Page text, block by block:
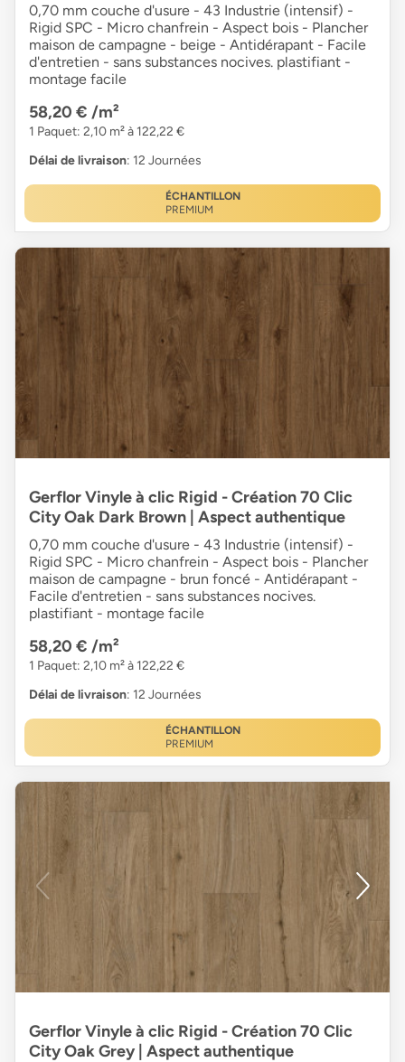
0,70 mm couche d'usure - 43 Industrie (intensif) -
Rigid SPC - Micro chanfrein - Aspect bois - Plancher
maison de campagne - beige - Antidérapant - Facile
d'entretien - sans substances nocives. plastifiant -
montage facile
58,20 € /m²
1 Paquet: 2,10 m² à 122,22 €
Délai de livraison: 12 Journées
ÉCHANTILLON
PREMIUM
Gerflor Vinyle à clic Rigid - Création 70 Clic
City Oak Dark Brown | Aspect authentique
0,70 mm couche d'usure - 43 Industrie (intensif) -
Rigid SPC - Micro chanfrein - Aspect bois - Plancher
maison de campagne - brun foncé - Antidérapant -
Facile d'entretien - sans substances nocives.
plastifiant - montage facile
58,20 € /m²
1 Paquet: 2,10 m² à 122,22 €
Délai de livraison: 12 Journées
ÉCHANTILLON
PREMIUM
Gerflor Vinyle à clic Rigid - Création 70 Clic
City Oak Grey | Aspect authentique